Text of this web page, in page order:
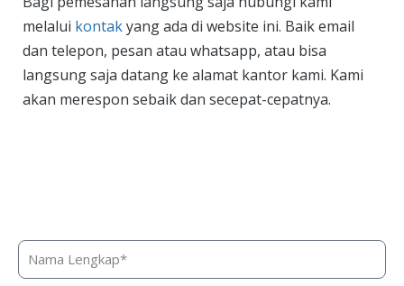
melalui kontakyang ada di website ini. Baik email
dan telepon, pesan atau whatsapp, atau bisa
langsung saja datang ke alamat kantor kami. Kami
akan merespon sebaik dan secepat-cepatnya.